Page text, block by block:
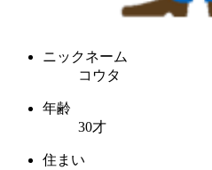
ニックネーム
コウタ
年齢
30才
住まい